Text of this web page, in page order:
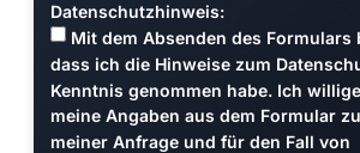
Datenschutzhinweis:
Mit dem Absenden des Formulars
dass ich die Hinweise zum
Kenntnis genommen habe. Ich
meine Angaben aus dem Formular
meiner Anfrage und für den Fall von